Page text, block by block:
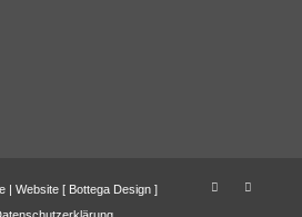
| Website [ Bottega Design]